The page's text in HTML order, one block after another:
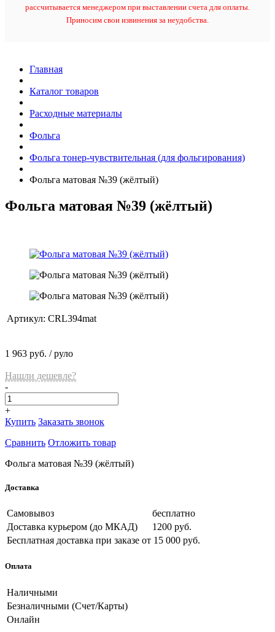
рассчитывается менеджером при выставлении счета для оплаты.
Приносим свои извинения за неудобства.
Главная
Каталог товаров
Расходные материалы
Фольга
Фольга тонер-чувствительная (для фольгирования)
Фольга матовая №39 (жёлтый)
Фольга матовая №39 (жёлтый)
Артикул: CRL394mat
1 963 руб. / руло
Нашли дешевле?
-
+
Купить Заказать звонок
Сравнить Отложить товар
Фольга матовая №39 (жёлтый)
Доставка
Самовывоз
бесплатно
Доставка курьером (до МКАД)
1200 руб.
Бесплатная доставка при заказе от 15 000 руб.
Оплата
Наличными
Безналичными (Счет/Карты)
Онлайн